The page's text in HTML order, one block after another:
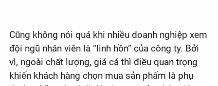
Cũng không nói quá khi nhiều doanh nghiệp xem
đội ngũ nhân viên là “linh hồn” của công ty. Bởi
vì, ngoài chất lượng, giá cả thì điều quan trọng
khiến khách hàng chọn mua sản phẩm là phụ